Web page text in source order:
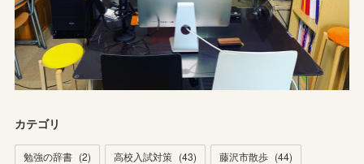
カテゴリ
勉強の辞書 (2) 高校入試対策 (43) 藤沢市散歩 (44)